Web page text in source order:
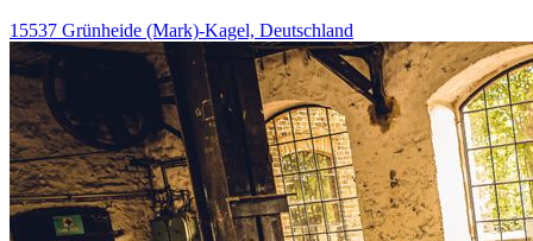
15537 Grünheide (Mark)-Kagel, Deutschland